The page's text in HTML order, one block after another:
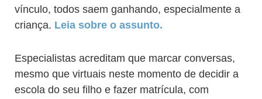
vínculo, todos saem ganhando, especialmente a
criança. Leia sobre o assunto.
Especialistas acreditam que marcar conversas,
mesmo que virtuais neste momento de decidir a
escola do seu filho e fazer matrícula, com